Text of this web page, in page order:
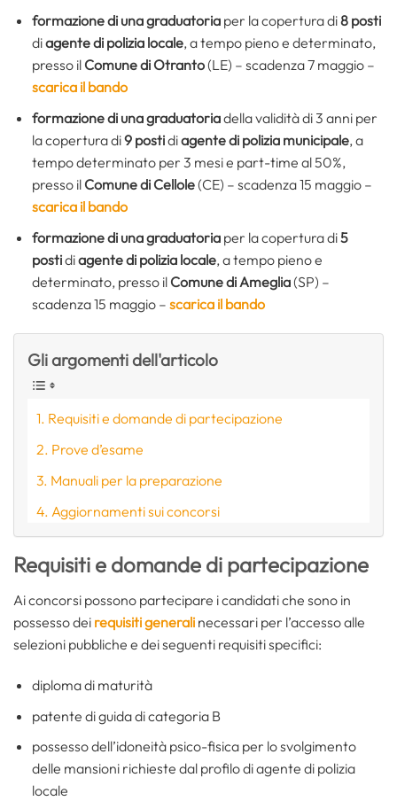
formazione di una graduatoriaper la copertura di8 posti
diagente di polizia locale, a tempo pieno e determinato,
presso il Comune di Otranto(LE) – scadenza 7 maggio –
scarica il bando
formazione di una graduatoriadella validità di 3 anni per
la copertura di9 postidiagente di polizia municipale, a
tempo determinato per 3 mesi e part-time al 50%,
presso il Comune di Cellole(CE) – scadenza 15 maggio –
scarica il bando
formazione di una graduatoriaper la copertura di5
postidiagente di polizia locale, a tempo pieno e
determinato, presso il Comune di Ameglia(SP) –
scadenza 15 maggio – scarica il bando
Gli argomenti dell'articolo
Requisiti e domande di partecipazione
Prove d’esame
Manuali per la preparazione
Aggiornamenti sui concorsi
Requisiti e domande di partecipazione
Ai concorsi possono partecipare i candidati che sono in
possesso dei requisiti generali necessari per l’accesso alle
selezioni pubbliche e dei seguenti requisiti specifici:
diploma di maturità
patente di guida di categoria B
possesso dell’idoneità psico-fisica per lo svolgimento
delle mansioni richieste dal profilo di agente di polizia
locale